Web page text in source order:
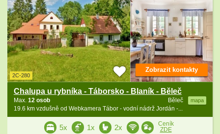
2C-280
Chalupa u rybníka - Táborsko - Blaník - Běleč
Běleč mapa
Max. 12 osob
19.6 km vzdušně od Webkamera Tábor - vodní nádrž Jordán -...
Zobrazit kontakty
5x 1x 2x
Ceník
ZDE